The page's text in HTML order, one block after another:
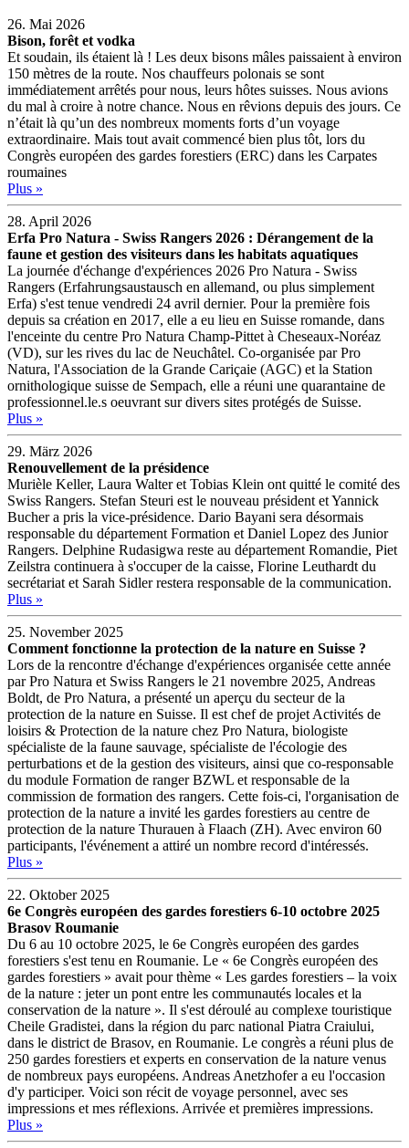
26. Mai 2026
Bison, forêt et vodka
Et soudain, ils étaient là ! Les deux bisons mâles paissaient à environ
150 mètres de la route. Nos chauffeurs polonais se sont
immédiatement arrêtés pour nous, leurs hôtes suisses. Nous avions
du mal à croire à notre chance. Nous en rêvions depuis des jours. Ce
n’était là qu’un des nombreux moments forts d’un voyage
extraordinaire. Mais tout avait commencé bien plus tôt, lors du
Congrès européen des gardes forestiers (ERC) dans les Carpates
roumaines
Plus »
28. April 2026
Erfa Pro Natura - Swiss Rangers 2026 : Dérangement de la
faune et gestion des visiteurs dans les habitats aquatiques
La journée d'échange d'expériences 2026 Pro Natura - Swiss
Rangers (Erfahrungsaustausch en allemand, ou plus simplement
Erfa) s'est tenue vendredi 24 avril dernier. Pour la première fois
depuis sa création en 2017, elle a eu lieu en Suisse romande, dans
l'enceinte du centre Pro Natura Champ-Pittet à Cheseaux-Noréaz
(VD), sur les rives du lac de Neuchâtel. Co-organisée par Pro
Natura, l'Association de la Grande Cariçaie (AGC) et la Station
ornithologique suisse de Sempach, elle a réuni une quarantaine de
professionnel.le.s oeuvrant sur divers sites protégés de Suisse.
Plus »
29. März 2026
Renouvellement de la présidence
Murièle Keller, Laura Walter et Tobias Klein ont quitté le comité des
Swiss Rangers. Stefan Steuri est le nouveau président et Yannick
Bucher a pris la vice-présidence. Dario Bayani sera désormais
responsable du département Formation et Daniel Lopez des Junior
Rangers. Delphine Rudasigwa reste au département Romandie, Piet
Zeilstra continuera à s'occuper de la caisse, Florine Leuthardt du
secrétariat et Sarah Sidler restera responsable de la communication.
Plus »
25. November 2025
Comment fonctionne la protection de la nature en Suisse ?
Lors de la rencontre d'échange d'expériences organisée cette année
par Pro Natura et Swiss Rangers le 21 novembre 2025, Andreas
Boldt, de Pro Natura, a présenté un aperçu du secteur de la
protection de la nature en Suisse. Il est chef de projet Activités de
loisirs & Protection de la nature chez Pro Natura, biologiste
spécialiste de la faune sauvage, spécialiste de l'écologie des
perturbations et de la gestion des visiteurs, ainsi que co-responsable
du module Formation de ranger BZWL et responsable de la
commission de formation des rangers. Cette fois-ci, l'organisation de
protection de la nature a invité les gardes forestiers au centre de
protection de la nature Thurauen à Flaach (ZH). Avec environ 60
participants, l'événement a attiré un nombre record d'intéressés.
Plus »
22. Oktober 2025
6e Congrès européen des gardes forestiers 6-10 octobre 2025
Brasov Roumanie
Du 6 au 10 octobre 2025, le 6e Congrès européen des gardes
forestiers s'est tenu en Roumanie. Le « 6e Congrès européen des
gardes forestiers » avait pour thème « Les gardes forestiers – la voix
de la nature : jeter un pont entre les communautés locales et la
conservation de la nature ». Il s'est déroulé au complexe touristique
Cheile Gradistei, dans la région du parc national Piatra Craiului,
dans le district de Brasov, en Roumanie. Le congrès a réuni plus de
250 gardes forestiers et experts en conservation de la nature venus
de nombreux pays européens. Andreas Anetzhofer a eu l'occasion
d'y participer. Voici son récit de voyage personnel, avec ses
impressions et mes réflexions. Arrivée et premières impressions.
Plus »